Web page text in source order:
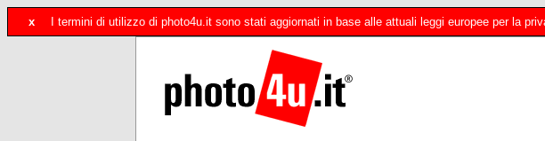
x I termini di utilizzo di photo4u.it sono stati aggiornati in base alle attuali leggi europee per la